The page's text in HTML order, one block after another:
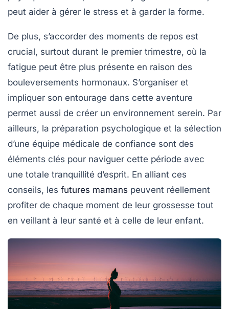
peut aider à gérer le stress et à garder la forme.
De plus, s’accorder des moments de repos est
crucial, surtout durant le premier trimestre, où la
fatigue peut être plus présente en raison des
bouleversements hormonaux. S’organiser et
impliquer son entourage dans cette aventure
permet aussi de créer un environnement serein. Par
ailleurs, la préparation psychologique et la sélection
d’une équipe médicale de confiance sont des
éléments clés pour naviguer cette période avec
une totale tranquillité d’esprit. En alliant ces
conseils, les futures mamans peuvent réellement
profiter de chaque moment de leur grossesse tout
en veillant à leur santé et à celle de leur enfant.